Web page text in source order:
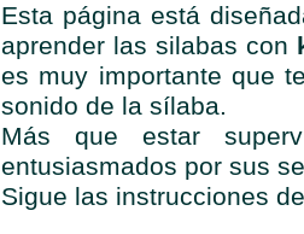
Esta página está
aprender las silabas con
es muy importante que
sonido de la sílaba.
Más que estar
entusiasmados por sus
Sigue las instrucciones